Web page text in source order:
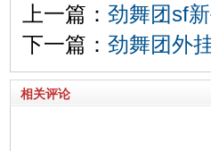
上一篇： 劲舞团sf
下一篇： 劲舞团外
相关评论